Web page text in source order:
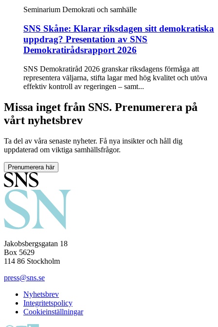
Seminarium Demokrati och samhälle
SNS Skåne: Klarar riksdagen sitt demokratiska
uppdrag? Presentation av SNS
Demokratirådsrapport 2026
SNS Demokratiråd 2026 granskar riksdagens förmåga att
representera väljarna, stifta lagar med hög kvalitet och utöva
effektiv kontroll av regeringen – samt...
Missa inget från SNS. Prenumerera på
vårt nyhetsbrev
Ta del av våra senaste nyheter. Få nya insikter och håll dig
uppdaterad om viktiga samhällsfrågor.
Prenumerera här
Jakobsbergsgatan 18
Box 5629
114 86 Stockholm
press@sns.se
Nyhetsbrev
Integritetspolicy
Cookieinställningar